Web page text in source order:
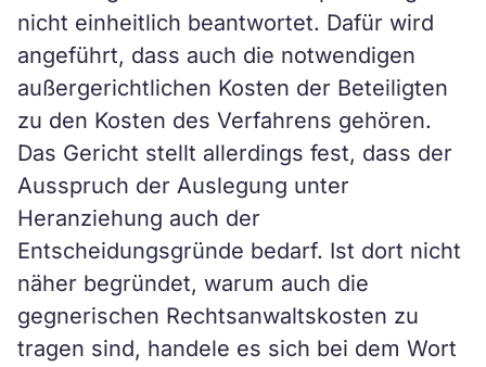
nicht einheitlich beantwortet. Dafür wird
angeführt, dass auch die notwendigen
außergerichtlichen Kosten der Beteiligten
zu den Kosten des Verfahrens gehören.
Das Gericht stellt allerdings fest, dass der
Ausspruch der Auslegung unter
Heranziehung auch der
Entscheidungsgründe bedarf. Ist dort nicht
näher begründet, warum auch die
gegnerischen Rechtsanwaltskosten zu
tragen sind, handele es sich bei dem Wort